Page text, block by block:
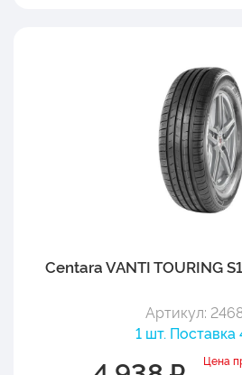
Centara VANTI TOURING
Артикул:
1 шт. Поставка
Цена